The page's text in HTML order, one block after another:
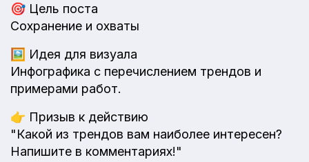
🎯 Цель поста
Сохранение и охваты
🖼️ Идея для визуала
Инфографика с перечислением трендов и
примерами работ.
👉 Призыв к действию
"Какой из трендов вам наиболее интересен?
Напишите в комментариях!"